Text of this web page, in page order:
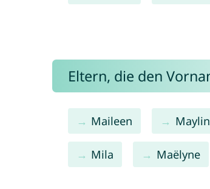
Eltern, die den
Maileen
Mila Maëlyne